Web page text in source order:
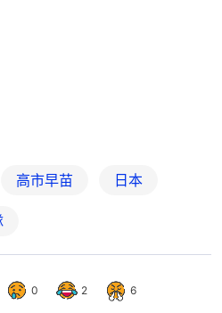
高市早苗 日本
0 2 6